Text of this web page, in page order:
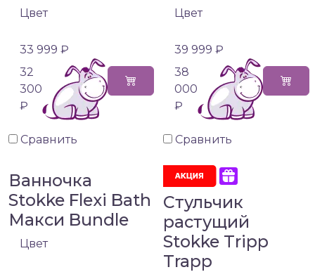
Цвет
33 999 ₽
32
300
₽
Сравнить
Цвет
39 999 ₽
38
000
₽
Сравнить
Ванночка
Stokke Flexi Bath
Макси Bundle
Цвет
Стульчик
растущий
Stokke Tripp
Trapp